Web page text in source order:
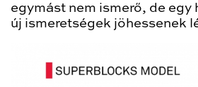
egymást nem ismerő, de
új ismeretségek jöhessenek